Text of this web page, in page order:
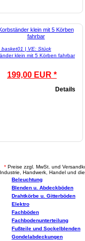
basket01 | VE: Stück
klein mit 5 Körben fahrbar
199,00 EUR *
Details
* Preise zzgl. MwSt. und
Handwerk, Handel und
Beleuchtung
Blenden u. Abdeckböden
Drahtkörbe u. Gitterböden
Elektro
Fachböden
Fachbodenunterteilung
Fußteile und Sockelblenden
Gondelabdeckungen